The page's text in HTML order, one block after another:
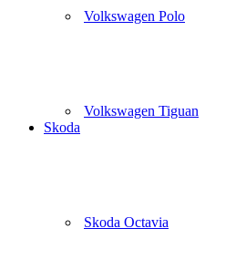
Volkswagen Polo
Volkswagen Tiguan
Skoda
Skoda Octavia